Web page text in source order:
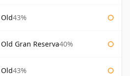
43%
Gran Reserva40%
43%